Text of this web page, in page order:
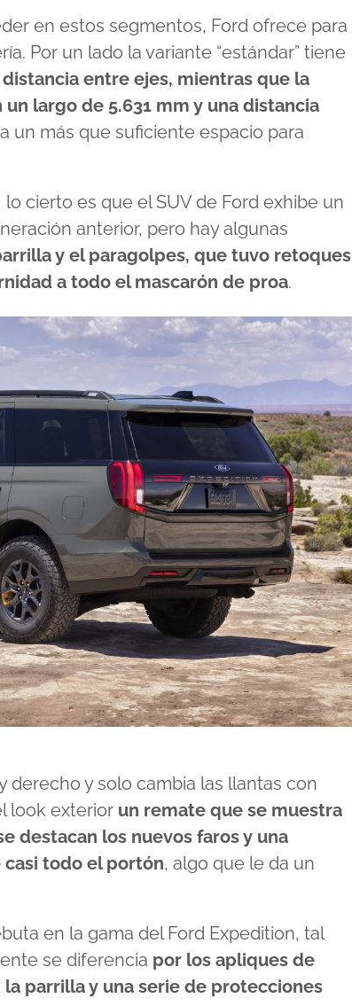
en estos segmentos, Ford ofrece para
Por un lado la variante “estándar” tiene
entre ejes, mientras que la
largo de 5.631 mm y una distancia
un más que suficiente espacio para
cierto es que el SUV de Ford exhibe un
anterior, pero hay algunas
y el paragolpes, que tuvo retoques
a todo el mascarón de proa.
derecho y solo cambia las llantas con
look exterior un remate que se muestra
destacan los nuevos faros y una
todo el portón, algo que le da un
en la gama del Ford Expedition, tal
se diferencia por los apliques de
parrilla y una serie de protecciones